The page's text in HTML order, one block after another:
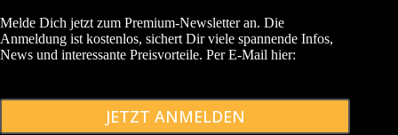
Melde Dich jetzt zum Premium-Newsletter an. Die
Anmeldung ist kostenlos, sichert Dir viele spannende Infos,
News und interessante Preisvorteile. Per E-Mail hier:
JETZT ANMELDEN